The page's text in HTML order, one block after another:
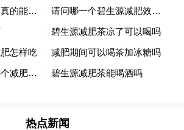
热点新闻